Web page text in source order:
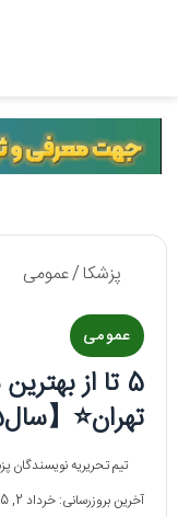
پزشکا/عمومی
عمومی
5 تا از
تهران⭐【سال1405】⚡️
تیم تحریریه نویسندگان
آخرین بروزرسانی: خرداد 2, 1405